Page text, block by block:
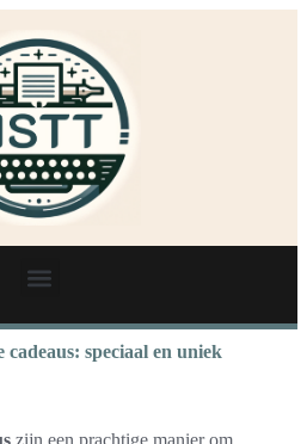
cadeaus: speciaal en uniek
zijn een prachtige manier om